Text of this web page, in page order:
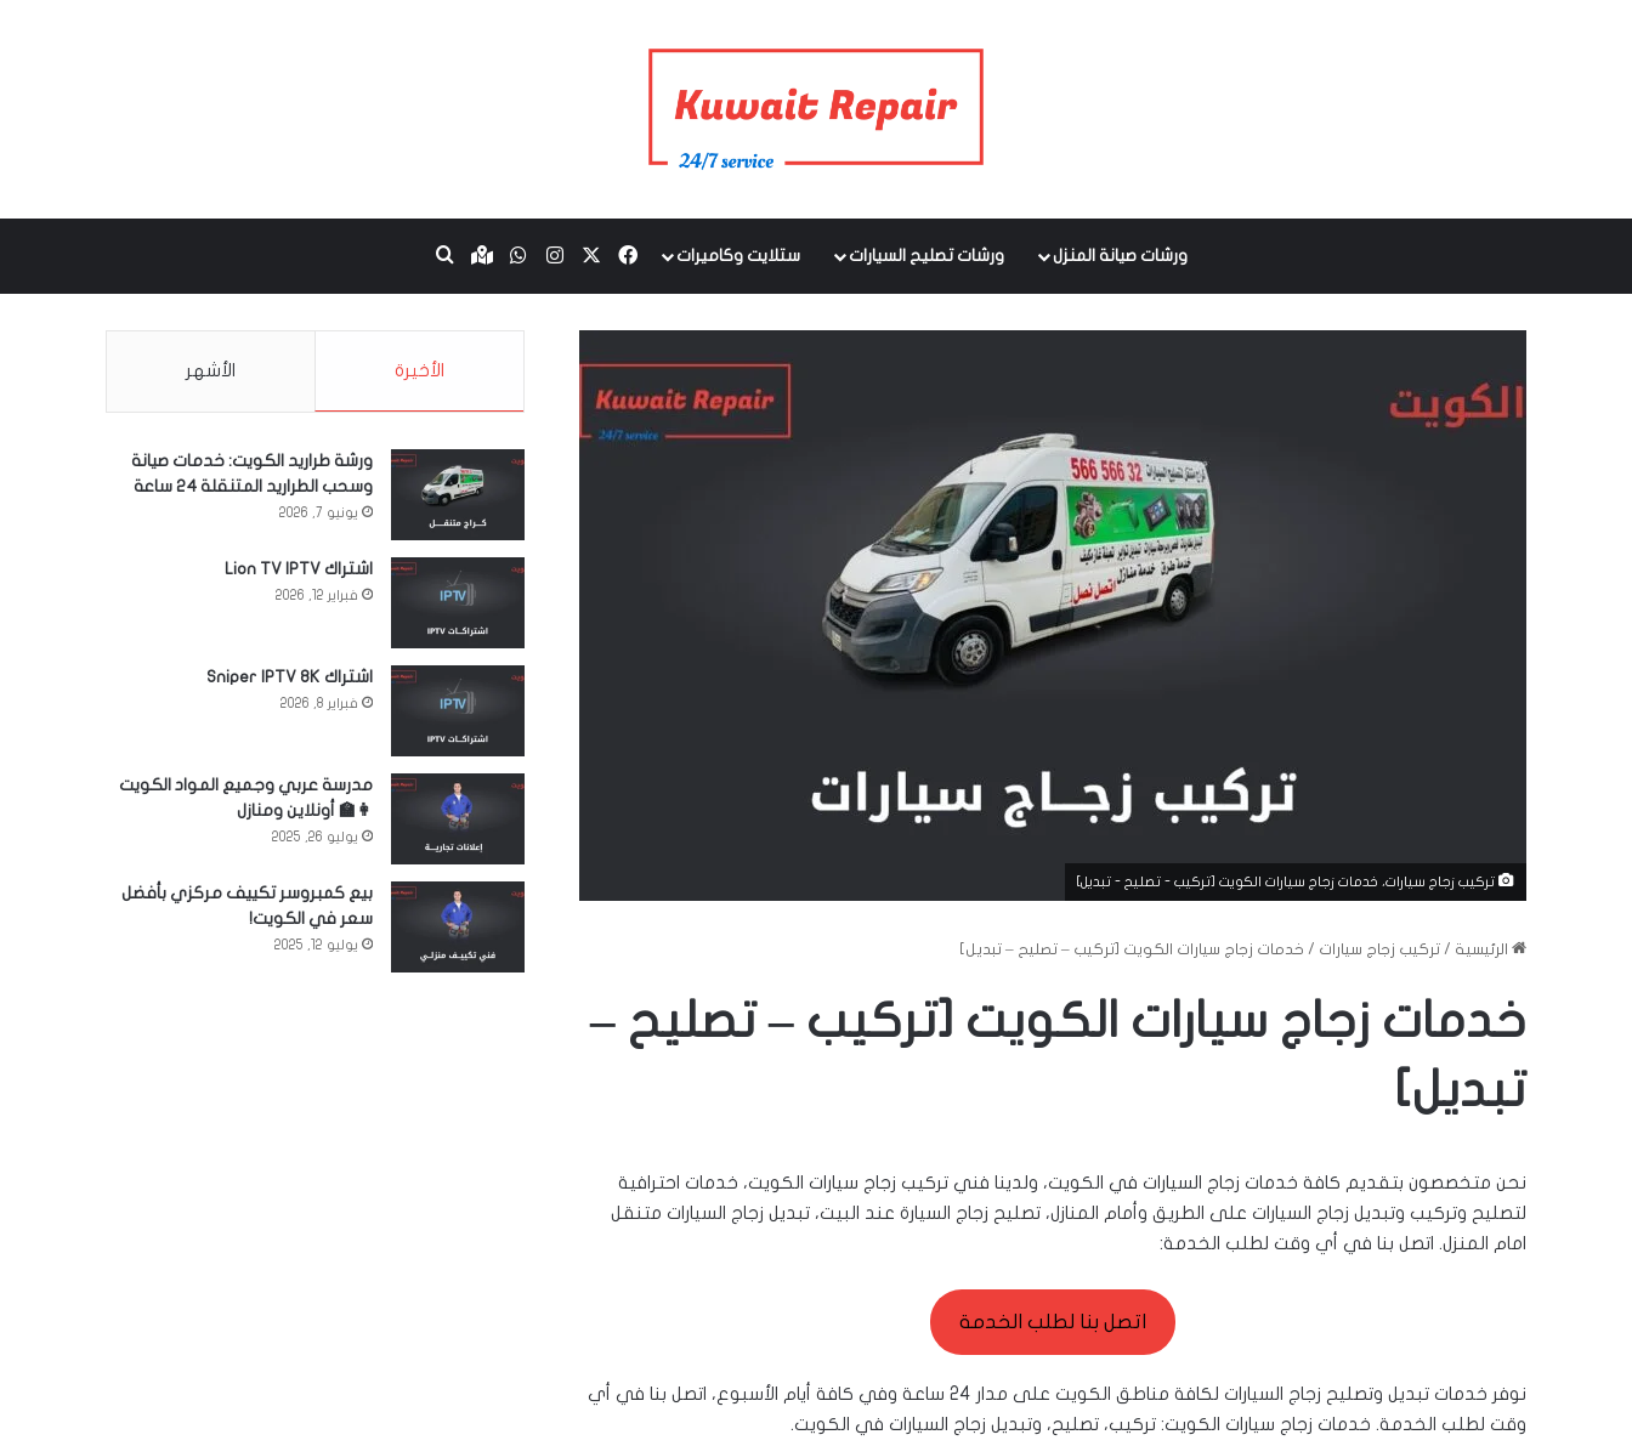
ورشات صيانة المنزل ورشات تصليح السيارات ستلايت وكاميرات فيسبوكانستقرام
واتسابGoogle maps
بحث عن
تركيب زجاج سيارات، خدمات زجاج سيارات الكويت [تركيب - تصليح - تبديل]
الرئيسية / تركيب زجاج سيارات / خدمات زجاج سيارات الكويت [تركيب – تصليح – تبديل]
خدمات زجاج سيارات الكويت [تركيب – تصليح –
تبديل]
نحن متخصصون بتقديم كافة خدمات زجاج السيارات في الكويت، ولدينا فني تركيب زجاج سيارات الكويت، خدمات احترافية
لتصليح وتركيب وتبديل زجاج السيارات على الطريق وأمام المنازل، تصليح زجاج السيارة عند البيت، تبديل زجاج السيارات متنقل
امام المنزل. اتصل بنا في أي وقت لطلب الخدمة:
اتصل بنا لطلب الخدمة
نوفر خدمات تبديل وتصليح زجاج السيارات لكافة مناطق الكويت على مدار 24 ساعة وفي كافة أيام الأسبوع، اتصل بنا في أي
وقت لطلب الخدمة. خدمات زجاج سيارات الكويت: تركيب، تصليح، وتبديل زجاج السيارات في الكويت.
الأخيرة الأشهر
ورشة طراريد الكويت: خدمات صيانة
وسحب الطراريد المتنقلة 24 ساعة
يونيو 7, 2026
اشتراك Lion TV IPTV
فبراير 12, 2026
اشتراك Sniper IPTV 8K
فبراير 8, 2026
مدرسة عربي وجميع المواد الكويت
👩‍🏫 أونلاين ومنازل
يوليو 26, 2025
بيع كمبروسر تكييف مركزي بأفضل
سعر في الكويت!
يوليو 12, 2025